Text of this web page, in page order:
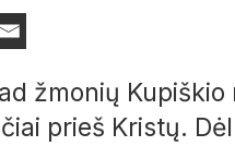
žmonių
prieš Kristų.